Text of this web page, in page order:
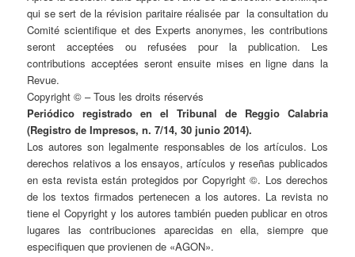
qui se sert de la révision paritaire réalisée par la consultation du
Comité scientifique et des Experts anonymes, les contributions
seront acceptées ou refusées pour la publication. Les
contributions acceptées seront ensuite mises en ligne dans la
Revue.
Copyright © – Tous les droits réservés
Periódico registrado en el Tribunal de Reggio Calabria
(Registro de Impresos, n. 7/14, 30 junio 2014).
Los autores son legalmente responsables de los artículos. Los
derechos relativos a los ensayos, artículos y reseñas publicados
en esta revista están protegidos por Copyright ©. Los derechos
de los textos firmados pertenecen a los autores. La revista no
tiene el Copyright y los autores también pueden publicar en otros
lugares las contribuciones aparecidas en ella, siempre que
especifiquen que provienen de «AGON».